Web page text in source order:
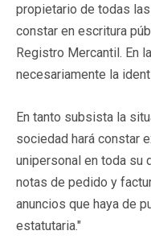
propietario de todas
constar en escritura
Registro Mercantil. En
necesariamente la
En tanto subsista la
sociedad hará constar
unipersonal en toda su
notas de pedido y
anuncios que haya de
estatutaria."